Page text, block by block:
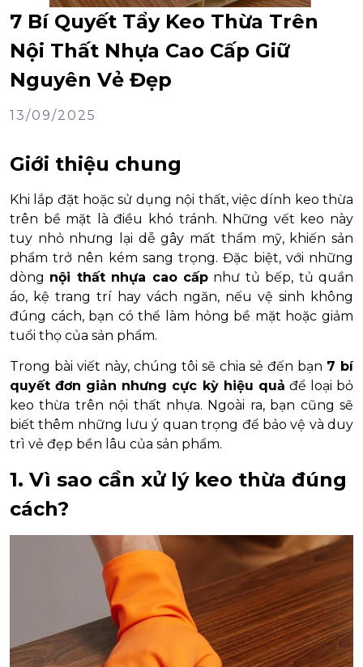
7 Bí Quyết Tẩy Keo Thừa Trên
Nội Thất Nhựa Cao Cấp Giữ
Nguyên Vẻ Đẹp
13/09/2025
Giới thiệu chung
Khi lắp đặt hoặc sử dụng nội thất, việc dính keo thừa
trên bề mặt là điều khó tránh. Những vết keo này
tuy nhỏ nhưng lại dễ gây mất thẩm mỹ, khiến sản
phẩm trở nên kém sang trọng. Đặc biệt, với những
dòng nội thất nhựa cao cấp như tủ bếp, tủ quần
áo, kệ trang trí hay vách ngăn, nếu vệ sinh không
đúng cách, bạn có thể làm hỏng bề mặt hoặc giảm
tuổi thọ của sản phẩm.
Trong bài viết này, chúng tôi sẽ chia sẻ đến bạn 7 bí
quyết đơn giản nhưng cực kỳ hiệu quả để loại bỏ
keo thừa trên nội thất nhựa. Ngoài ra, bạn cũng sẽ
biết thêm những lưu ý quan trọng để bảo vệ và duy
trì vẻ đẹp bền lâu của sản phẩm.
1. Vì sao cần xử lý keo thừa đúng
cách?